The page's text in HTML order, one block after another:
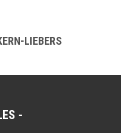
LIEBERS